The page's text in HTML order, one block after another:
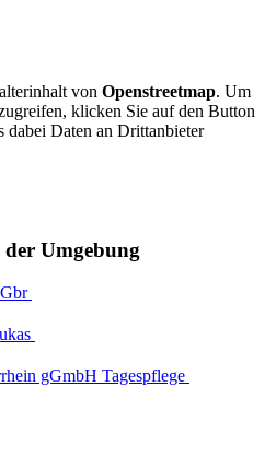
von Openstreetmap. Um
klicken Sie auf den Button
dabei Daten an Drittanbieter
der Umgebung
gGmbH Tagespflege